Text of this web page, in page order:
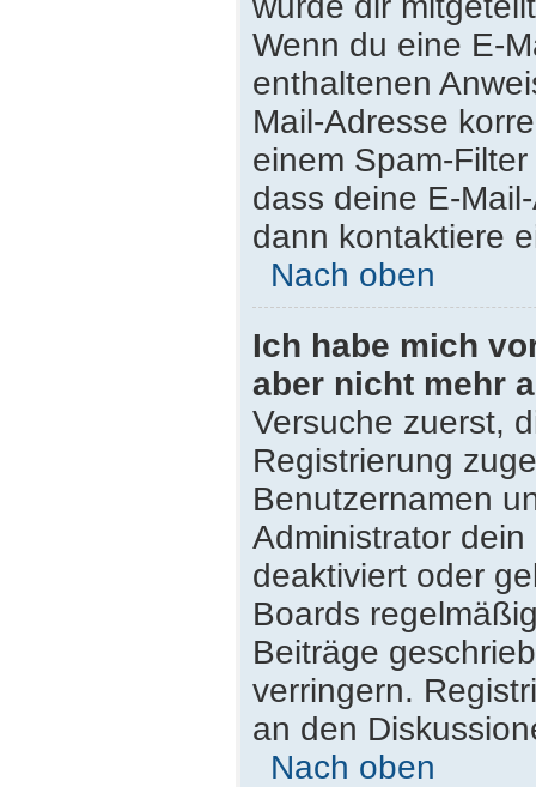
Wenn du eine E-
enthaltenen
Mail-Adresse
einem Spam-
dass deine E-
dann kontaktiere
Nach oben
Ich habe mich
aber nicht mehr
Versuche zuerst,
Registrierung
Benutzernamen
Administrator
deaktiviert oder
Boards
Beiträge
verringern.
an den
Nach oben